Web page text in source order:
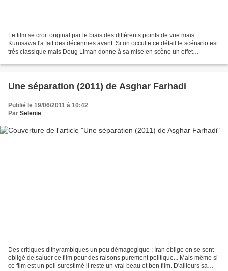
Le film se croit original par le biais des différents points de vue mais
Kurusawa l'a fait des décennies avant. Si on occulte ce détail le scénario est
très classique mais Doug Liman donne à sa mise en scène un effet
Une séparation (2011) de Asghar Farhadi
Publié le 19/06/2011 à 10:42
Par Selenie
Des critiques dithyrambiques un peu démagogique ; Iran oblige on se sent
obligé de saluer ce film pour des raisons purement politique... Mais même si
ce film est un poil surestimé il reste un vrai beau et bon film. D'ailleurs sa